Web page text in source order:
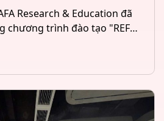
Research & Education đã
chương trình đào tạo "REFI